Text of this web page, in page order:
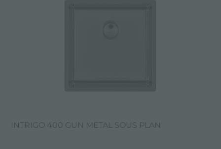
INTRIGO 400 GUN METAL SOUS PLAN